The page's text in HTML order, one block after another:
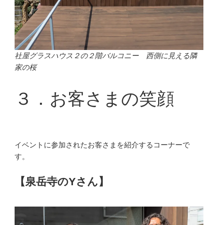
社屋グラスハウス２の２階バルコニー 西側に見える隣
家の桜
３．お客さまの笑顔
イベントに参加されたお客さまを紹介するコーナーで
す。
【泉岳寺のYさん】